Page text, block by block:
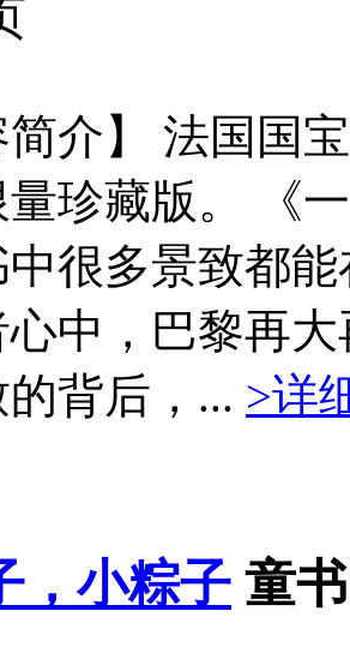
简介】 法国国
珍藏版。 《
很多景致都
中，巴黎再
背后，... >详
，小粽子 童